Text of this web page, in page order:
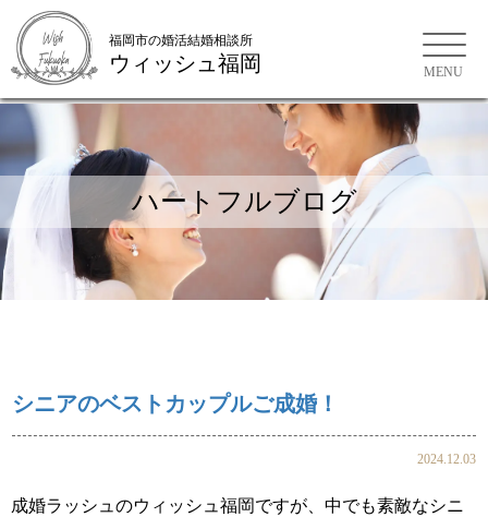
福岡市の婚活結婚相談所
福岡市の婚活結婚相談所
ウィッシュ福岡
ハートフルブログ
シニアのベストカップルご成婚！
2024.12.03
成婚ラッシュのウィッシュ福岡ですが、中でも素敵なシニ